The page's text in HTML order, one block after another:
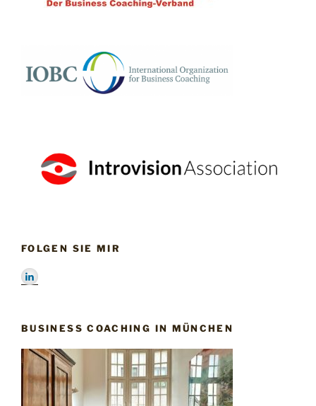
FOLGEN SIE MIR
BUSINESS COACHING IN MÜNCHEN